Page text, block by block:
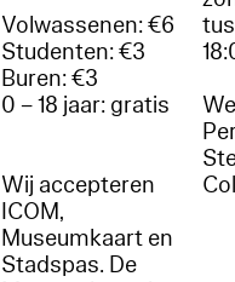
Volwassenen: €6
Studenten: €3
Buren: €3
0 – 18 jaar: gratis
Wij accepteren
ICOM,
Museumkaart en
Stadspas. De